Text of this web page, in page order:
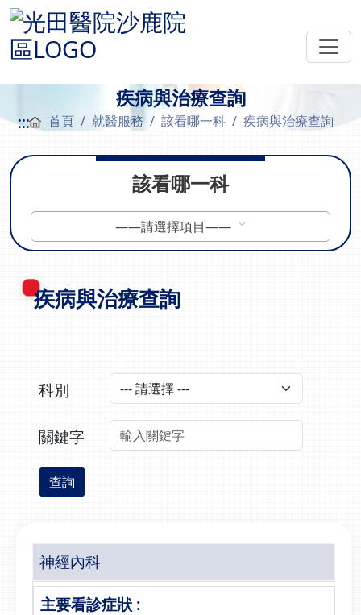
疾病與治療查詢
::: 首頁 就醫服務 該看哪一科 疾病與治療查詢
該看哪一科
——請選擇項目——
疾病與治療查詢
科別
關鍵字
查詢
神經內科